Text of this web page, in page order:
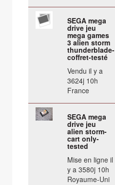
SEGA mega
drive jeu
mega games
3 alien storm
thunderblade-
coffret-testé
Vendu il y a
3624j 10h
France
SEGA mega
drive jeu
alien storm-
cart only-
tested
Mise en ligne il
y a 3580j 10h
Royaume-Uni